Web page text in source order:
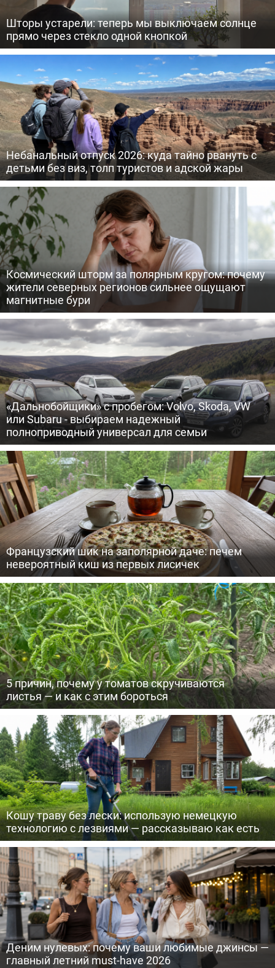
Шторы устарели: теперь мы выключаем солнце
прямо через стекло одной кнопкой
Небанальный отпуск 2026: куда тайно рвануть с
детьми без виз, толп туристов и адской жары
Космический шторм за полярным кругом: почему
жители северных регионов сильнее ощущают
магнитные бури
«Дальнобойщики» с пробегом: Volvo, Skoda, VW
или Subaru - выбираем надежный
полноприводный универсал для семьи
Французский шик на заполярной даче: печем
невероятный киш из первых лисичек
5 причин, почему у томатов скручиваются
листья — и как с этим бороться
Кошу траву без лески: использую немецкую
технологию с лезвиями — рассказываю как есть
Деним нулевых: почему ваши любимые джинсы —
главный летний must-have 2026